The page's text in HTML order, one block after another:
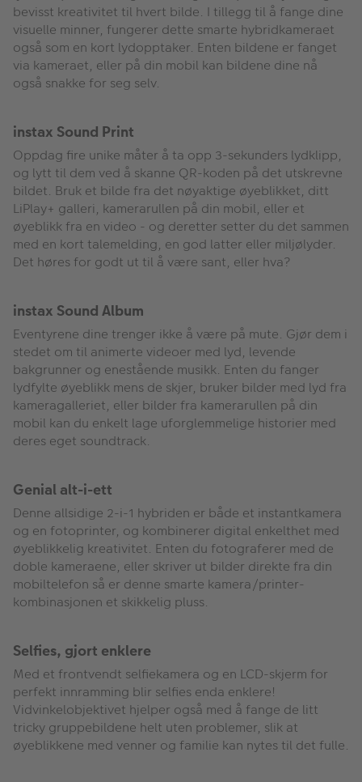
bevisst kreativitet til hvert bilde. I tillegg til å fange dine
visuelle minner, fungerer dette smarte hybridkameraet
også som en kort lydopptaker. Enten bildene er fanget
via kameraet, eller på din mobil kan bildene dine nå
også snakke for seg selv.
instax Sound Print
Oppdag fire unike måter å ta opp 3-sekunders lydklipp,
og lytt til dem ved å skanne QR-koden på det utskrevne
bildet. Bruk et bilde fra det nøyaktige øyeblikket, ditt
LiPlay+ galleri, kamerarullen på din mobil, eller et
øyeblikk fra en video - og deretter setter du det sammen
med en kort talemelding, en god latter eller miljølyder.
Det høres for godt ut til å være sant, eller hva?
instax Sound Album
Eventyrene dine trenger ikke å være på mute. Gjør dem i
stedet om til animerte videoer med lyd, levende
bakgrunner og enestående musikk. Enten du fanger
lydfylte øyeblikk mens de skjer, bruker bilder med lyd fra
kameragalleriet, eller bilder fra kamerarullen på din
mobil kan du enkelt lage uforglemmelige historier med
deres eget soundtrack.
Genial alt-i-ett
Denne allsidige 2-i-1 hybriden er både et instantkamera
og en fotoprinter, og kombinerer digital enkelthet med
øyeblikkelig kreativitet. Enten du fotograferer med de
doble kameraene, eller skriver ut bilder direkte fra din
mobiltelefon så er denne smarte kamera/printer-
kombinasjonen et skikkelig pluss.
Selfies, gjort enklere
Med et frontvendt selfiekamera og en LCD-skjerm for
perfekt innramming blir selfies enda enklere!
Vidvinkelobjektivet hjelper også med å fange de litt
tricky gruppebildene helt uten problemer, slik at
øyeblikkene med venner og familie kan nytes til det fulle.